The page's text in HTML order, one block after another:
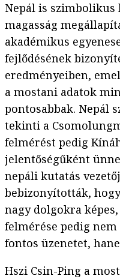
Nepál is
magasság
akadémikus
fejlődésének
eredményeiben,
a mostani adatok
pontosabbak. Nepál
tekinti a
felmérést pedig
jelentőségűként
nepáli kutatás
bebizonyították,
nagy dolgokra
felmérése pedig
fontos üzenetet,
Hszi Csin-Ping a